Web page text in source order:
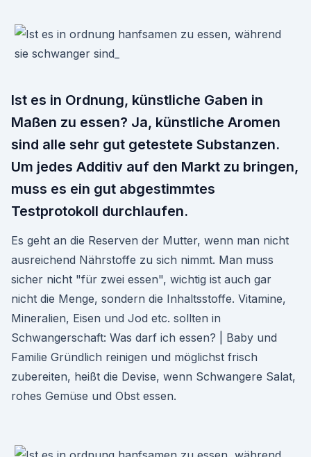
Ist es in Ordnung, künstliche Gaben in
Maßen zu essen? Ja, künstliche Aromen
sind alle sehr gut getestete Substanzen.
Um jedes Additiv auf den Markt zu bringen,
muss es ein gut abgestimmtes
Testprotokoll durchlaufen.
Es geht an die Reserven der Mutter, wenn man nicht
ausreichend Nährstoffe zu sich nimmt. Man muss
sicher nicht "für zwei essen", wichtig ist auch gar
nicht die Menge, sondern die Inhaltsstoffe. Vitamine,
Mineralien, Eisen und Jod etc. sollten in
Schwangerschaft: Was darf ich essen? | Baby und
Familie Gründlich reinigen und möglichst frisch
zubereiten, heißt die Devise, wenn Schwangere Salat,
rohes Gemüse und Obst essen.